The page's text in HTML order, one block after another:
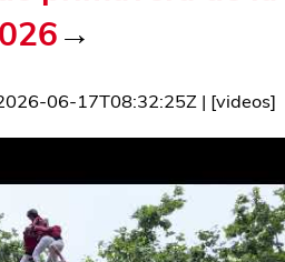
→
06-17T08:32:25Z | [videos]